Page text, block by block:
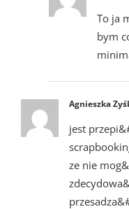
To ja
bym
Agnieszka
jest
ze nie